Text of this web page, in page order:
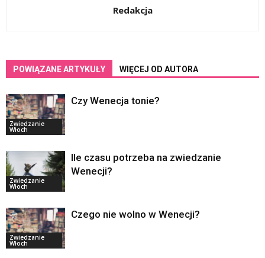
Redakcja
POWIĄZANE ARTYKUŁY WIĘCEJ OD AUTORA
Zwiedzanie
Włoch
Czy Wenecja tonie?
Zwiedzanie
Włoch
Ile czasu potrzeba na zwiedzanie
Wenecji?
Zwiedzanie
Włoch
Czego nie wolno w Wenecji?